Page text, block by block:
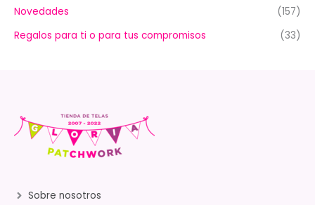
Novedades
(157)
Regalos para ti o para tus compromisos
(33)
Sobre nosotros